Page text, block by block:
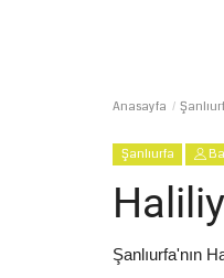
Anasayfa
Şanlıurfa
Şanlıurfa'nın